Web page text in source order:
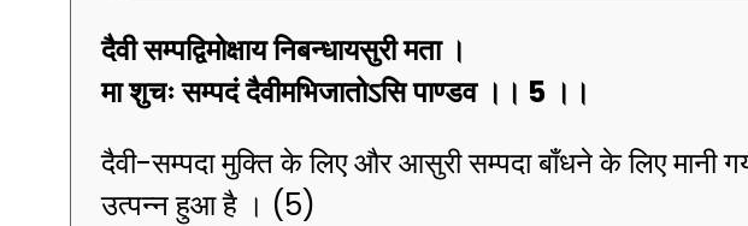
दैवीसम्पद्विमोक्षायनिबन्धायसुरीमता ।
माशुचःसम्पदंदैवीमभिजातोऽसिपाण्डव ।। 5 ।।
दैवी-सम्पदा मुक्ति के लिए और आसुरी सम्पदा बाँधने के लिए
उत्पन्न हुआ है । (5)